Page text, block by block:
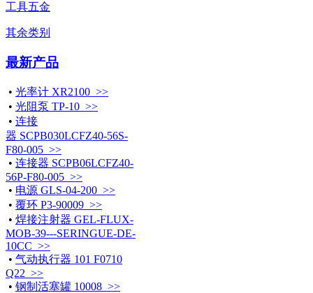
工具五金
其余类别
最新产品
• 光率计 XR2100 >>
• 光阻泵 TP-10 >>
• 连接
器 SCPB030LCFZ40-56S-
F80-005 >>
• 连接器 SCPB06LCFZ40-
56P-F80-005 >>
• 电源 GLS-04-200 >>
• 覆环 P3-90009 >>
• 焊接注射器 GEL-FLUX-
MOB-39---SERINGUE-DE-
10CC >>
• 气动执行器 101 F0710
Q22 >>
• 钢制活塞罐 10008 >>